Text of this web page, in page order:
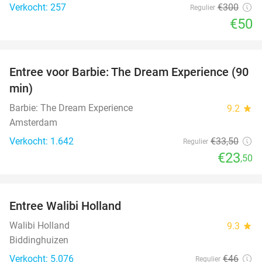
Verkocht: 257 Regulier €300
€50
30%
Entree voor Barbie: The Dream Experience (90
min)
Barbie: The Dream Experience 9.2 star
Amsterdam
Verkocht: 1.642
Regulier €33,50
€23,50
Entree Walibi Holland
Walibi Holland 9.3 star
Biddinghuizen
Verkocht: 5.076
Regulier €46